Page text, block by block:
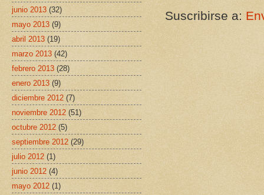
Suscribirse a:
junio 2013 (32)
mayo 2013 (9)
abril 2013 (19)
marzo 2013 (42)
febrero 2013 (28)
enero 2013 (9)
diciembre 2012 (7)
noviembre 2012 (51)
octubre 2012 (5)
septiembre 2012 (29)
julio 2012 (1)
junio 2012 (4)
mayo 2012 (1)